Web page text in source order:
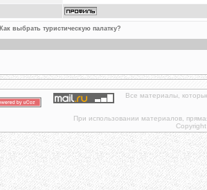
Как выбрать туристическую палатку?
Все материалы,
При использовании материалов,